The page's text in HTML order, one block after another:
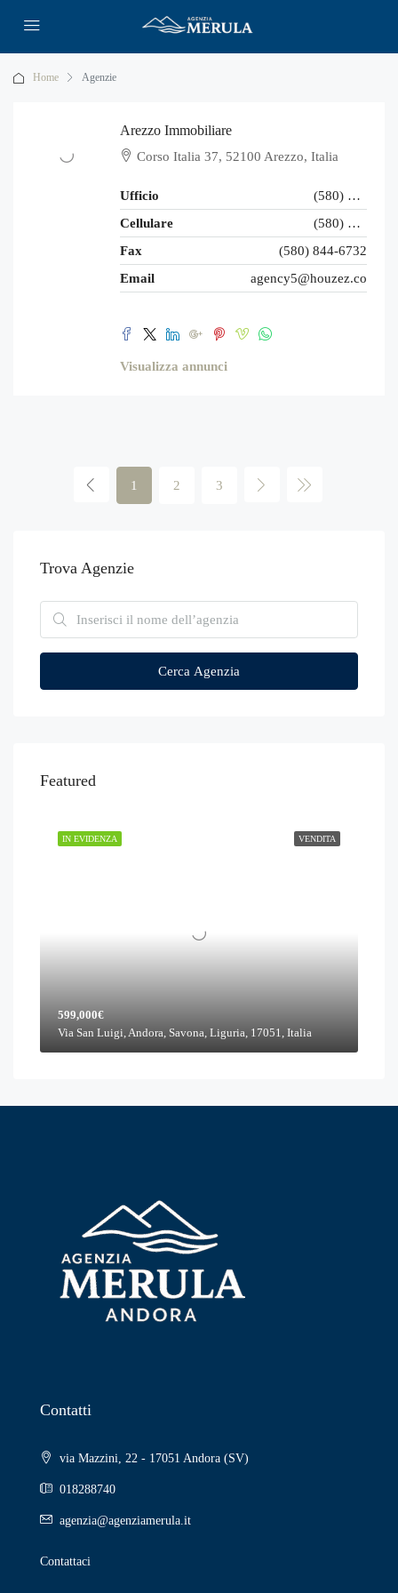
Home Agenzie
Arezzo Immobiliare
Corso Italia 37, 52100 Arezzo, Italia
Ufficio
(580) 853-7390
Cellulare
(580) 853-6732
Fax
(580) 844-6732
Email
agency5@houzez.co
Visualizza annunci
1 2 3
Trova Agenzie
Cerca Agenzia
Featured
VENDITA
IN EVIDENZA
599,000€
Via San Luigi, Andora, Savona, Liguria, 17051, Italia
Contatti
via Mazzini, 22 - 17051 Andora (SV)
018288740
agenzia@agenziamerula.it
Contattaci